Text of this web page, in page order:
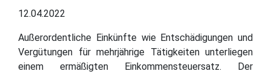
12.04.2022
Außerordentliche Einkünfte wie Entschädigungen und
Vergütungen für mehrjährige Tätigkeiten unterliegen
einem ermäßigten Einkommensteuersatz. Der